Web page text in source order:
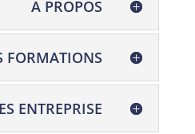
A PROPOS
FORMATIONS
ENTREPRISE